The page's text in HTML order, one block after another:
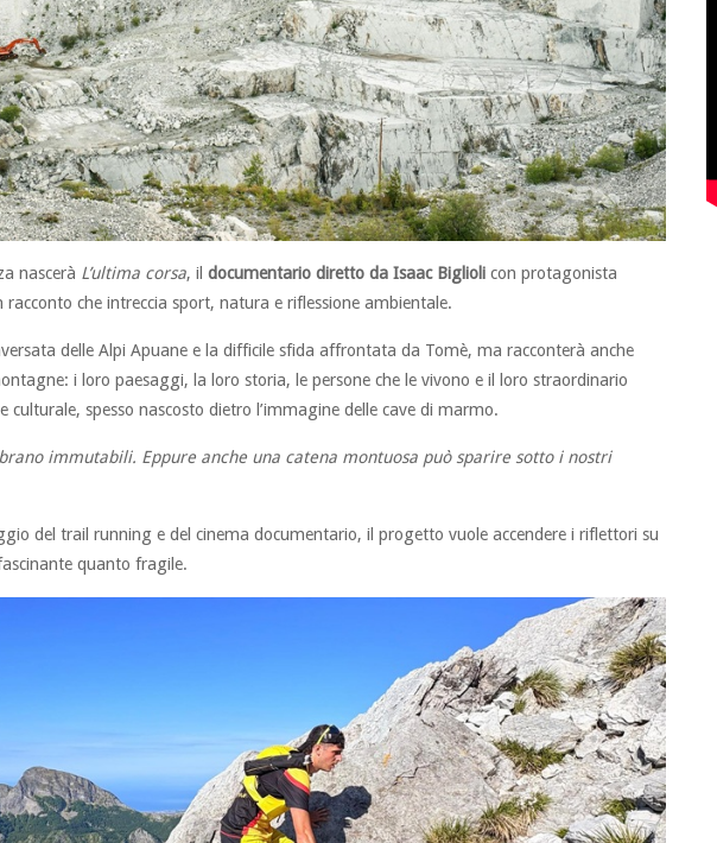
nascerà L’ultima corsa, il documentario diretto da Isaac Biglioli con protagonista
racconto che intreccia sport, natura e riflessione ambientale.
delle Alpi Apuane e la difficile sfida affrontata da Tomè, ma racconterà anche
i loro paesaggi, la loro storia, le persone che le vivono e il loro straordinario
culturale, spesso nascosto dietro l’immagine delle cave di marmo.
immutabili. Eppure anche una catena montuosa può sparire sotto i nostri
del trail running e del cinema documentario, il progetto vuole accendere i riflettori su
quanto fragile.